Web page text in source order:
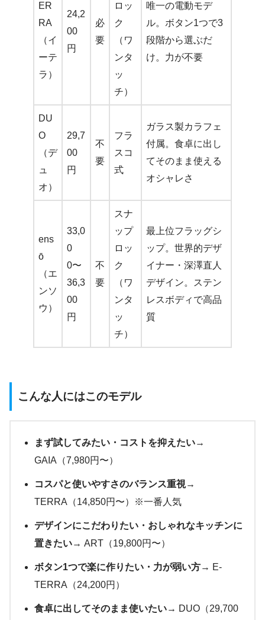
ER
RA
（イ
ーテ
ラ）
24,2
00
円
必
要
ロッ
ク
（ワ
ンタ
ッ
チ）
唯一の電動モデ
ル。ボタン1つで3
段階から選ぶだ
け。力が不要
DU
O
（デ
ュ
オ）
29,7
00
円
不
要
フラ
スコ
式
ガラス製カラフェ
付属。食卓に出し
てそのまま使える
オシャレさ
ens
ō
（エ
ンソ
ウ）
33,0
0
0〜
36,3
00
円
不
要
スナ
ップ
ロッ
ク
（ワ
ンタ
ッ
チ）
最上位フラッグシ
ップ。世界的デザ
イナー・深澤直人
デザイン。ステン
レスボディで高品
質
こんな人にはこのモデル
まず試してみたい・コストを抑えたい→
GAIA（7,980円〜）
コスパと使いやすさのバランス重視→
TERRA（14,850円〜）※一番人気
デザインにこだわりたい・おしゃれなキッチンに
置きたい→ ART（19,800円〜）
ボタン1つで楽に作りたい・力が弱い方→ E-
TERRA（24,200円）
食卓に出してそのまま使いたい→ DUO（29,700